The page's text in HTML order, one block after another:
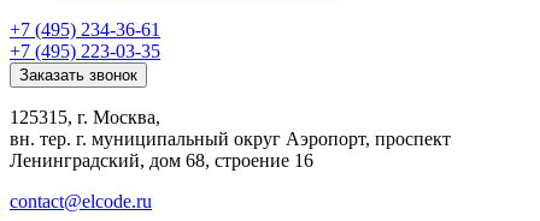
+7 (495) 234-36-61
+7 (495) 223-03-35
Заказать звонок
125315, г. Москва,
вн. тер. г. муниципальный округ Аэропорт, проспект
Ленинградский, дом 68, строение 16
contact@elcode.ru